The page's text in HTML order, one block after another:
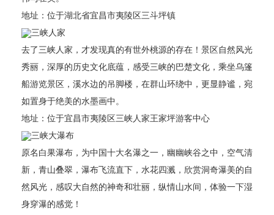
地址：位于湖北省宜昌市夷陵区三斗坪镇
三峡人家
去了三峡人家，才发现真的有世外桃源的存在！景区自然风光
秀丽，深厚的历史文化底蕴，感受三峡的巴楚文化，乘坐乌篷
船游览景区，溪水边的吊脚楼，在群山环绕中，更显静谧，宛
如置身于绝美的水墨画中。
地址：位于宜昌市夷陵区三峡人家王家坪游客中心
三峡大瀑布
原名白果瀑布，为中国十大名瀑之一，幽幽峡谷之中，空气清
新，青山叠翠，瀑布飞流直下，水花四溅，欣赏洞奇瀑美的自
然风光，感叹大自然的神奇和壮丽，纵情山水间，体验一下湿
身穿瀑的感觉！